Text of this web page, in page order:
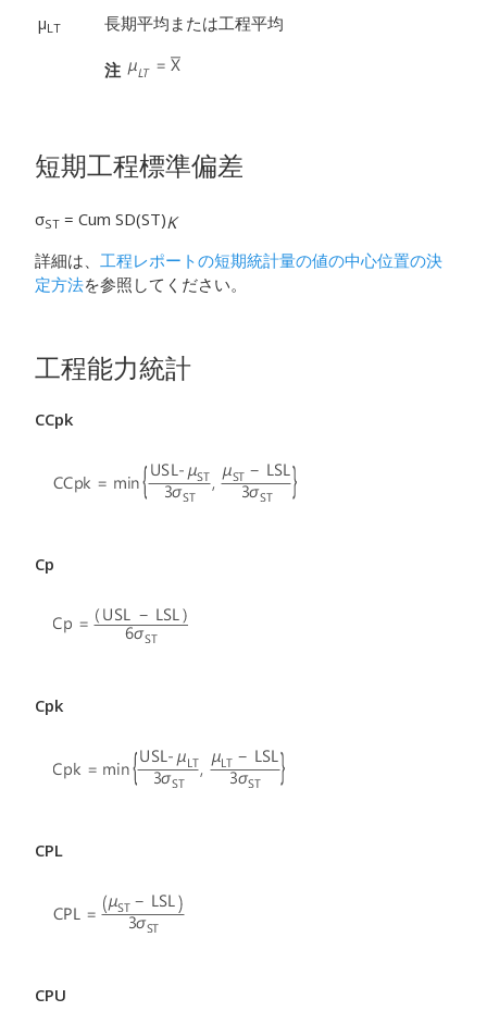
µLT 長期平均または工程平均
注
短期工程標準偏差
σST = Cum SD(ST)K
詳細は、 工程レポートの短期統計量の値の中心位置の決
定方法を参照してください。
工程能力統計
CCpk
Cp
Cpk
CPL
CPU